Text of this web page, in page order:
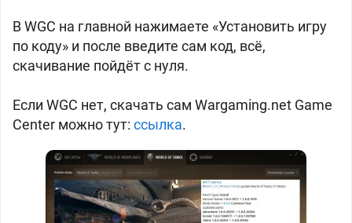
В WGC на главной нажимаете «Установить игру
по коду» и после введите сам код, всё,
скачивание пойдёт с нуля.
Если WGC нет, скачать сам Wargaming.net Game
Center можно тут: ссылка.